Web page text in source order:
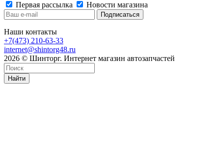
Первая рассылка
Новости магазина
Наши контакты
+7(473) 210-63-33
internet@shintorg48.ru
2026 © Шинторг. Интернет магазин автозапчастей
Найти